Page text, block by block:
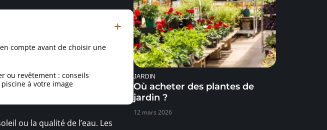
compte avant de choisir une
ou revêtement : conseils
à votre image
ou la qualité de l’eau. Les
JARDIN
Où acheter des plantes de
jardin ?
12 mars 2026